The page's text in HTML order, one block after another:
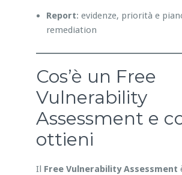
Report: evidenze, priorità e
remediation
Cos’è un Free
Vulnerability
Assessment e
ottieni
Il Free Vulnerability Assessment